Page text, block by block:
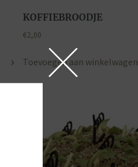
KOFFIEBROODJE
€2,00
Toevoegen aan winkelwagen